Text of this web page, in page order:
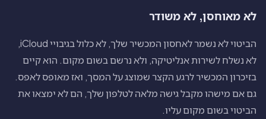
לא מאוחסן, לא משודר
הביטוי לא נשמר לאחסון המכשיר שלך, לא כלול בגיבויי iCloud,
לא נשלח לשירות אנליטיקה, ולא נרשם בשום מקום. הוא קיים
בזיכרון המכשיר לרגע הקצר שמוצג על המסך, ואז מאופס לאפס.
גם אם מישהו מקבל גישה מלאה לטלפון שלך, הם לא ימצאו את
הביטוי בשום מקום עליו.